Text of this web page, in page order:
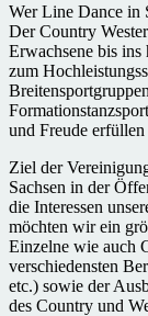
Wer Line Dance in
Der Country
Erwachsene bis ins
zum
und Freude erfüllen
Ziel der
Sachsen in der
die Interessen
möchten wir ein
Einzelne wie auch
verschiedensten
etc.) sowie der
des Country und